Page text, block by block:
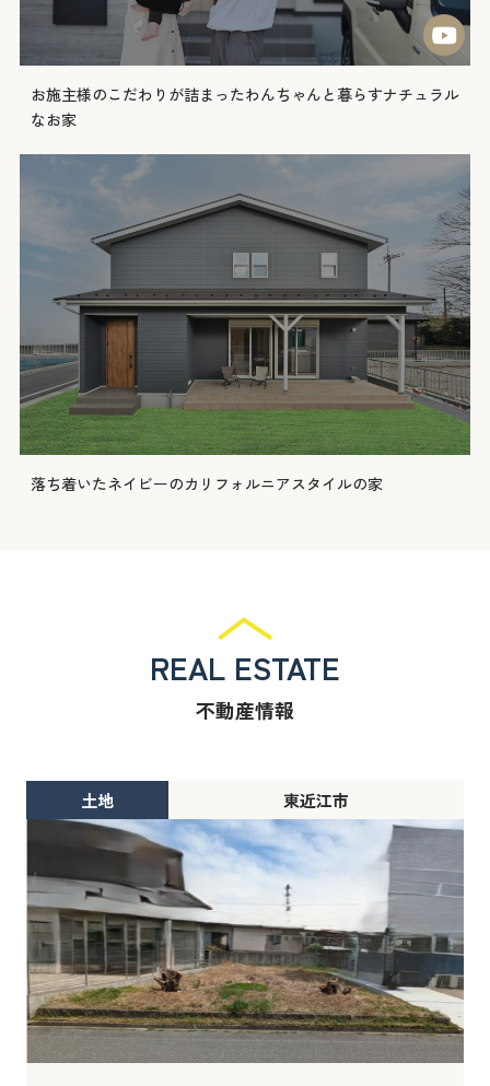
お施主様のこだわりが詰まったわんちゃんと暮らすナチュラル
なお家
落ち着いたネイビーのカリフォルニアスタイルの家
REAL ESTATE
不動産情報
土地 東近江市